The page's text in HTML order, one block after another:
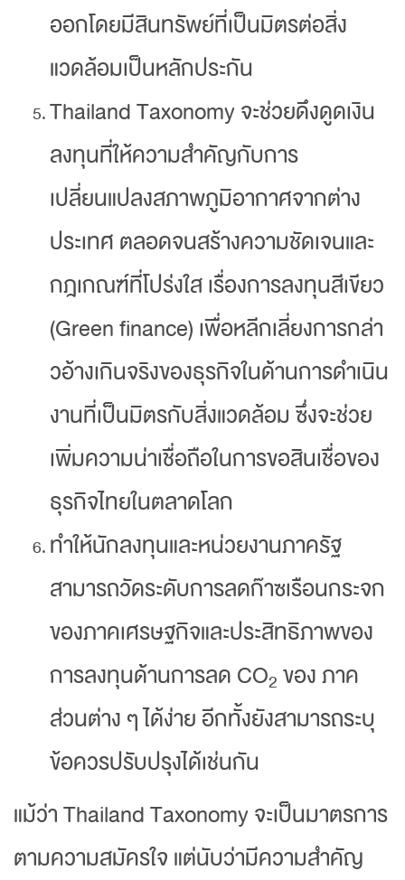
ออกโดยมีสินทรัพย์ที่เป็นมิตรต่อสิ่ง
แวดล้อมเป็นหลักประกัน
Thailand Taxonomy จะช่วยดึงดูดเงิน
ลงทุนที่ให้ความสำคัญกับการ
เปลี่ยนแปลงสภาพภูมิอากาศจากต่าง
ประเทศ ตลอดจนสร้างความชัดเจนและ
กฎเกณฑ์ที่โปร่งใส เรื่องการลงทุนสีเขียว
(Green finance) เพื่อหลีกเลี่ยงการกล่า
วอ้างเกินจริงของธุรกิจในด้านการดำเนิน
งานที่เป็นมิตรกับสิ่งแวดล้อม ซึ่งจะช่วย
เพิ่มความน่าเชื่อถือในการขอสินเชื่อของ
ธุรกิจไทยในตลาดโลก
ทำให้นักลงทุนและหน่วยงานภาครัฐ
สามารถวัดระดับการลดก๊าซเรือนกระจก
ของภาคเศรษฐกิจและประสิทธิภาพของ
การลงทุนด้านการลด CO2 ของ ภาค
ส่วนต่าง ๆ ได้ง่าย อีกทั้งยังสามารถระบุ
ข้อควรปรับปรุงได้เช่นกัน
แม้ว่า Thailand Taxonomy จะเป็นมาตรการ
ตามความสมัครใจ แต่นับว่ามีความสำคัญ